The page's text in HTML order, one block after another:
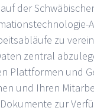
der
zu
zentral
Plattformen und
und Ihren
zur